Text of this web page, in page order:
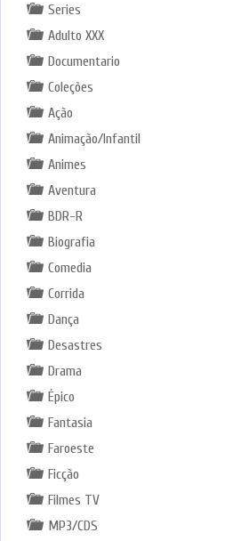
Series
Adulto XXX
Documentario
Coleções
Ação
Animação/Infantil
Animes
Aventura
BDR-R
Biografia
Comedia
Corrida
Dança
Desastres
Drama
Épico
Fantasia
Faroeste
Ficção
Filmes TV
MP3/CDS